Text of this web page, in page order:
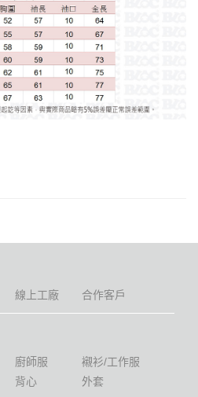
線上工廠 合作客戶
廚師服
襯衫/工作服
背心 外套